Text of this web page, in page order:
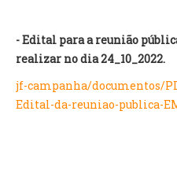
VENDA AMBULANTE
EMPREGO (GIP)
- Edital para a reunião
realizar no dia 24_10_2022.
jf-campanha/documentos/
Edital-da-reuniao-publica-